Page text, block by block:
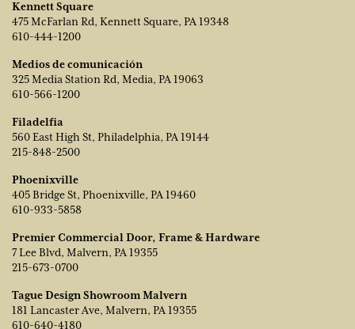
Kennett Square
475 McFarlan Rd, Kennett Square, PA 19348
610-444-1200
Medios de comunicación
325 Media Station Rd, Media, PA 19063
610-566-1200
Filadelfia
560 East High St, Philadelphia, PA 19144
215-848-2500
Phoenixville
405 Bridge St, Phoenixville, PA 19460
610-933-5858
Premier Commercial Door, Frame & Hardware
7 Lee Blvd, Malvern, PA 19355
215-673-0700
Tague Design Showroom Malvern
181 Lancaster Ave, Malvern, PA 19355
610-640-4180